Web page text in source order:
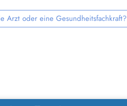
Arzt oder eine Gesundheitsfachkraft?